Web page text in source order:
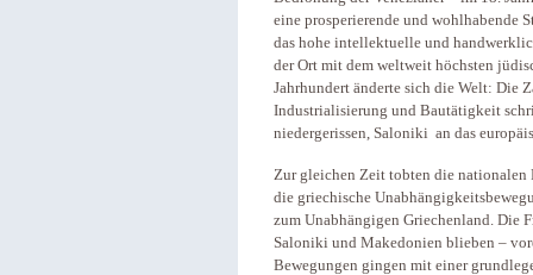
eine prosperierende und wohlhabende
das hohe intellektuelle und
der Ort mit dem weltweit höchsten
Jahrhundert änderte sich die Welt: Die
Industrialisierung und Bautätigkeit
niedergerissen, Saloniki an das
Zur gleichen Zeit tobten die nationalen
die griechische
zum Unabhängigen Griechenland. Die
Saloniki und Makedonien blieben –
Bewegungen gingen mit einer